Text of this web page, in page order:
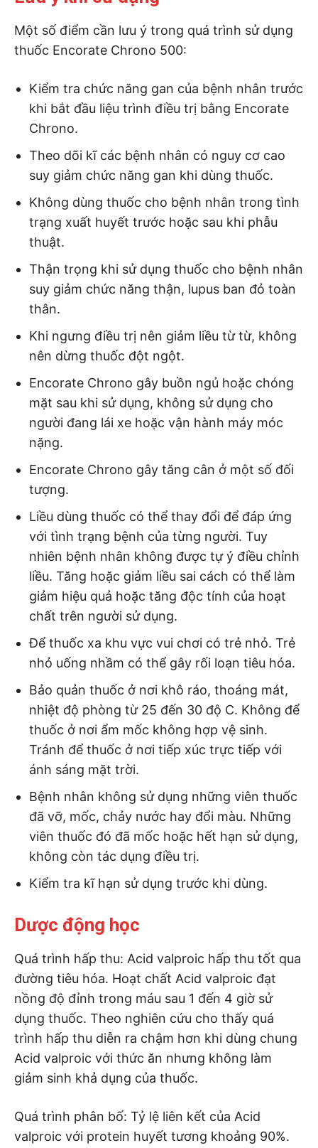
Một số điểm cần lưu ý trong quá trình sử dụng
thuốc Encorate Chrono 500:
Kiểm tra chức năng gan của bệnh nhân trước
khi bắt đầu liệu trình điều trị bằng Encorate
Chrono.
Theo dõi kĩ các bệnh nhân có nguy cơ cao
suy giảm chức năng gan khi dùng thuốc.
Không dùng thuốc cho bệnh nhân trong tình
trạng xuất huyết trước hoặc sau khi phẫu
thuật.
Thận trọng khi sử dụng thuốc cho bệnh nhân
suy giảm chức năng thận, lupus ban đỏ toàn
thân.
Khi ngưng điều trị nên giảm liều từ từ, không
nên dừng thuốc đột ngột.
Encorate Chrono gây buồn ngủ hoặc chóng
mặt sau khi sử dụng, không sử dụng cho
người đang lái xe hoặc vận hành máy móc
nặng.
Encorate Chrono gây tăng cân ở một số đối
tượng.
Liều dùng thuốc có thể thay đổi để đáp ứng
với tình trạng bệnh của từng người. Tuy
nhiên bệnh nhân không được tự ý điều chỉnh
liều. Tăng hoặc giảm liều sai cách có thể làm
giảm hiệu quả hoặc tăng độc tính của hoạt
chất trên người sử dụng.
Để thuốc xa khu vực vui chơi có trẻ nhỏ. Trẻ
nhỏ uống nhầm có thể gây rối loạn tiêu hóa.
Bảo quản thuốc ở nơi khô ráo, thoáng mát,
nhiệt độ phòng từ 25 đến 30 độ C. Không để
thuốc ở nơi ẩm mốc không hợp vệ sinh.
Tránh để thuốc ở nơi tiếp xúc trực tiếp với
ánh sáng mặt trời.
Bệnh nhân không sử dụng những viên thuốc
đã vỡ, mốc, chảy nước hay đổi màu. Những
viên thuốc đó đã mốc hoặc hết hạn sử dụng,
không còn tác dụng điều trị.
Kiểm tra kĩ hạn sử dụng trước khi dùng.
Dược động học
Quá trình hấp thu: Acid valproic hấp thu tốt qua
đường tiêu hóa. Hoạt chất Acid valproic đạt
nồng độ đỉnh trong máu sau 1 đến 4 giờ sử
dụng thuốc. Theo nghiên cứu cho thấy quá
trình hấp thu diễn ra chậm hơn khi dùng chung
Acid valproic với thức ăn nhưng không làm
giảm sinh khả dụng của thuốc.
Quá trình phân bố: Tỷ lệ liên kết của Acid
valproic với protein huyết tương khoảng 90%.